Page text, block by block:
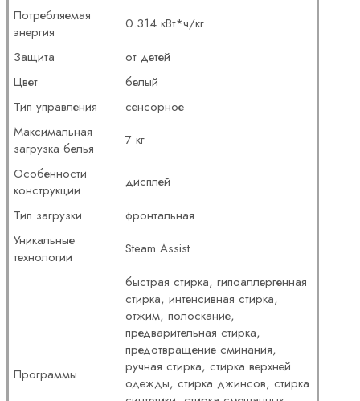
Потребляемая
энергия
0.314 кВт*ч/кг
Защита
от детей
Цвет
белый
Тип управления
сенсорное
Максимальная
загрузка белья
7 кг
Особенности
конструкции
дисплей
Тип загрузки
фронтальная
Уникальные
технологии
Steam Assist
Программы
быстрая стирка, гипоаллергенная
стирка, интенсивная стирка,
отжим, полоскание,
предварительная стирка,
предотвращение сминания,
ручная стирка, стирка верхней
одежды, стирка джинсов, стирка